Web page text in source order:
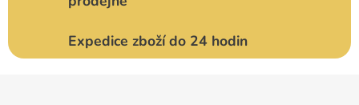
Expedice zboží do 24 hodin